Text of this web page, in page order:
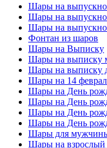
Шары на
Шары на
Шары на
Фонтан из шаров
Шары на Выписку
Шары на выписку
Шары на выписку
Шары на 14
Шары на День
Шары на День
Шары на День
Шары на День
Шары для
Шары на взрослый